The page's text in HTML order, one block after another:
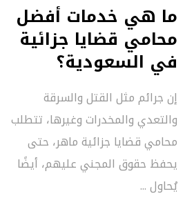
ما هي خدمات أفضل
محامي قضايا جزائية
في السعودية؟
Ahmithaq@gmail.com
23 نوفمبر 2024
إن جرائم مثل القتل والسرقة
والتعدي والمخدرات وغيرها، تتطلب
محامي قضايا جزائية ماهر، حتى
يحفظ حقوق المجني عليهم، أيضًا
يُحاول ...